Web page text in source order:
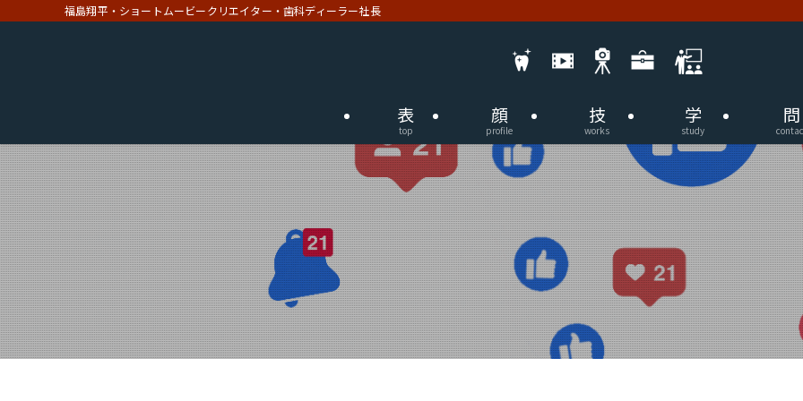
福島翔平・ショートムービークリエイター・歯科ディーラー社長
表
top
顔
profile
技
works
学
study
問